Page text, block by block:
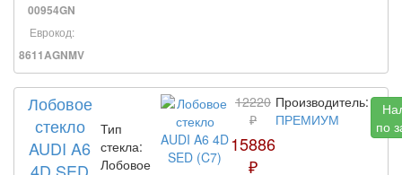
00954GN
Еврокод:
8611AGNMV
Лобовое
стекло
AUDI A6
4D SED
Тип
стекла:
Лобовое
12220
₽
15886
₽
Производитель:
ПРЕМИУМ
по